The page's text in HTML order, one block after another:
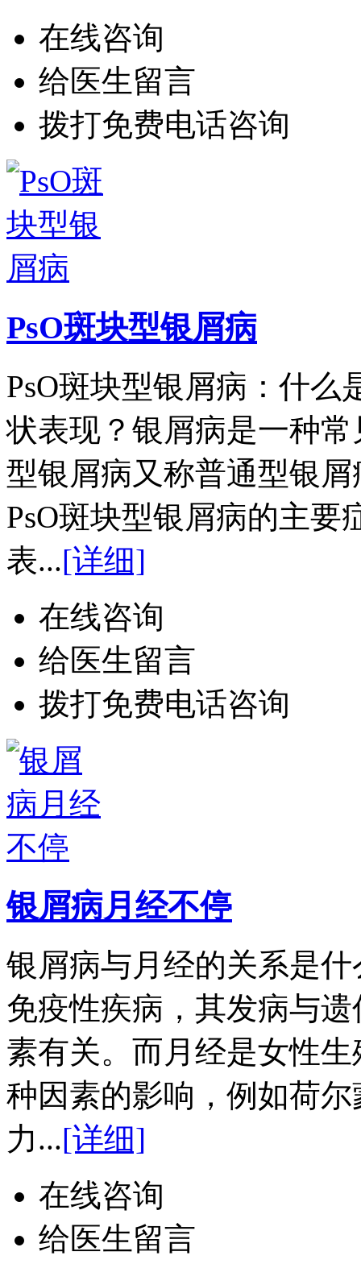
在线咨询
给医生留言
拨打免费电话咨询
PsO斑块型银屑病
PsO斑块型银屑病：什么
状表现？银屑病是一种
型银屑病又称普通型银
PsO斑块型银屑病的主
表...[详细]
在线咨询
给医生留言
拨打免费电话咨询
银屑病月经不停
银屑病与月经的关系是
免疫性疾病，其发病与
素有关。而月经是女性
种因素的影响，例如荷
力...[详细]
在线咨询
给医生留言